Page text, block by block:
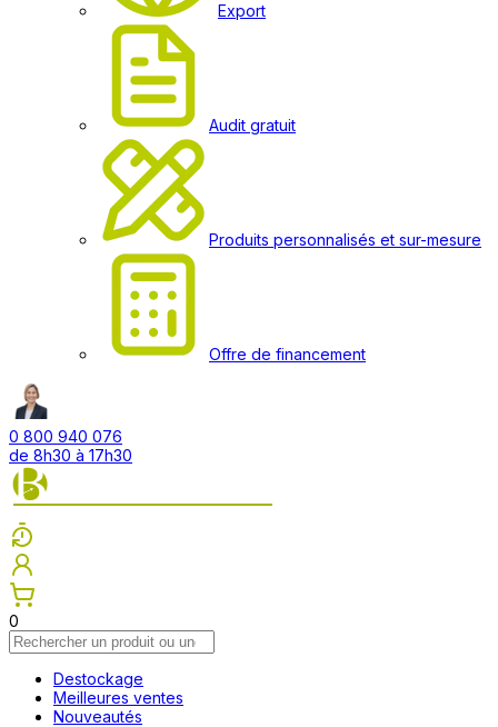
Export
Audit gratuit
Produits personnalisés et sur-mesure
Offre de financement
0 800 940 076
de 8h30 à 17h30
0
Destockage
Meilleures ventes
Nouveautés